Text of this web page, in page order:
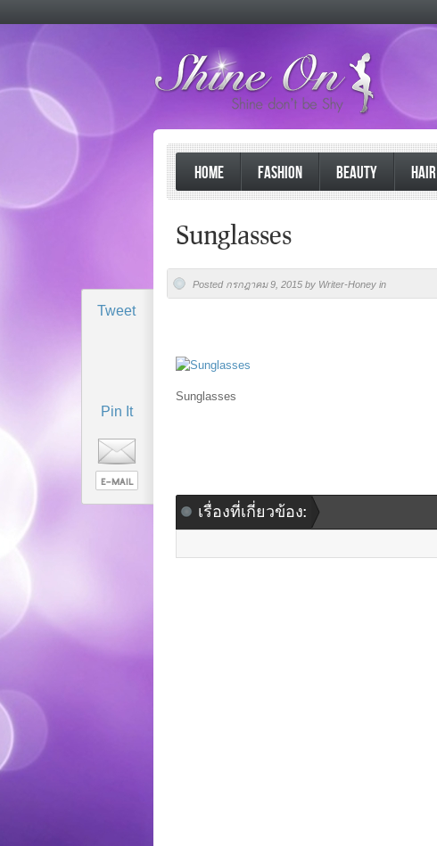
HOME FASHION BEAUTY HAIR
Tweet
Pin It
Sunglasses
Posted กรกฎาคม 9, 2015 by Writer-Honey in
Sunglasses
เรื่องที่เกี่ยวข้อง: